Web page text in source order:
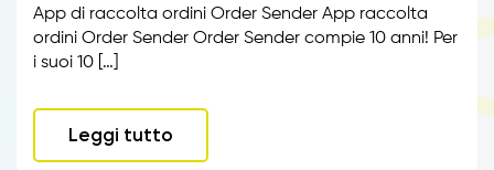
App di raccolta ordini Order Sender App raccolta
ordini Order Sender Order Sender compie 10 anni! Per
i suoi 10 […]
Leggi tutto